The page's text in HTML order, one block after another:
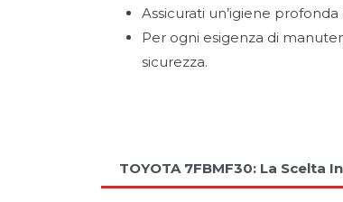
Assicurati un’igiene
Per ogni esigenza di
sicurezza.
TOYOTA 7FBMF30: La Scelta